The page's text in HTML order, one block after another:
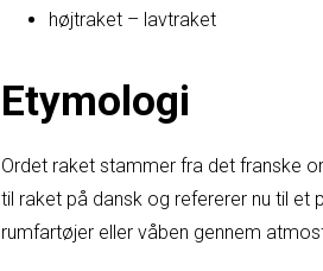
højtraket – lavtraket
Etymologi
Ordet raket stammer fra det franske
til raket på dansk og refererer nu til
rumfartøjer eller våben gennem